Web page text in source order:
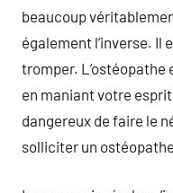
beaucoup
également l’inverse. Il
tromper. L’ostéopathe
en maniant votre
dangereux de faire le
solliciter un